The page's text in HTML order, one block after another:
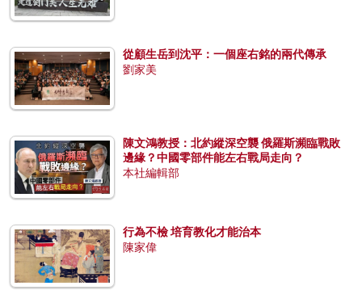
從顧生岳到沈平：一個座右銘的兩代傳承
劉家美
陳文鴻教授：北約縱深空襲 俄羅斯瀕臨戰敗
邊緣？中國零部件能左右戰局走向？
本社編輯部
行為不檢 培育教化才能治本
陳家偉